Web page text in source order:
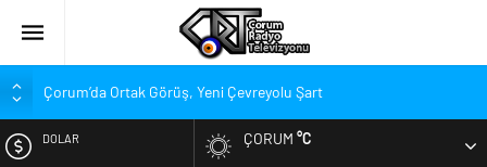
Çorum’da Ortak Görüş, Yeni Çevreyolu Şart
Belediye Meclisi Toplandı
Süper Lig’de Transfer Piyasası Alev Alev Yanıyor
DOLAR ÇORUM°C